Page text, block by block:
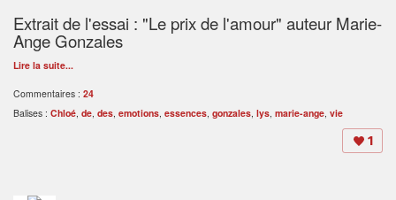
Extrait de l'essai : "Le prix de l'amour" auteur Marie-
Ange Gonzales
Lire la suite...
Commentaires : 24
Balises : Chloé, de, des, emotions, essences, gonzales, lys, marie-ange, vie
1